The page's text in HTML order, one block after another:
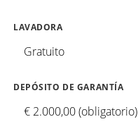
LAVADORA
Gratuito
DEPÓSITO DE GARANTÍA
€ 2.000,00 (obligatorio)